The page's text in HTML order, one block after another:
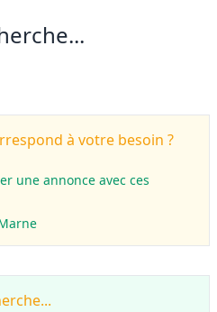
à votre besoin ?
une annonce avec ces